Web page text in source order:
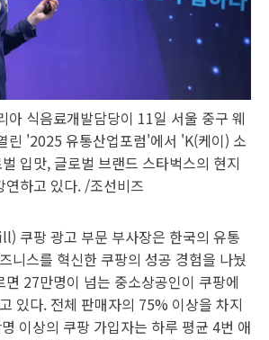
아 식음료개발담당이 11일 서울 중구 웨
린 '2025 유통산업포럼'에서 'K(케이) 소
입맛, 글로벌 브랜드 스타벅스의 현지
연하고 있다. /조선비즈
쿠팡 광고 부문 부사장은 한국의 유통
니스를 혁신한 쿠팡의 성공 경험을 나눴
면 27만명이 넘는 중소상공인이 쿠팡에
있다. 전체 판매자의 75% 이상을 차지
이상의 쿠팡 가입자는 하루 평균 4번 애